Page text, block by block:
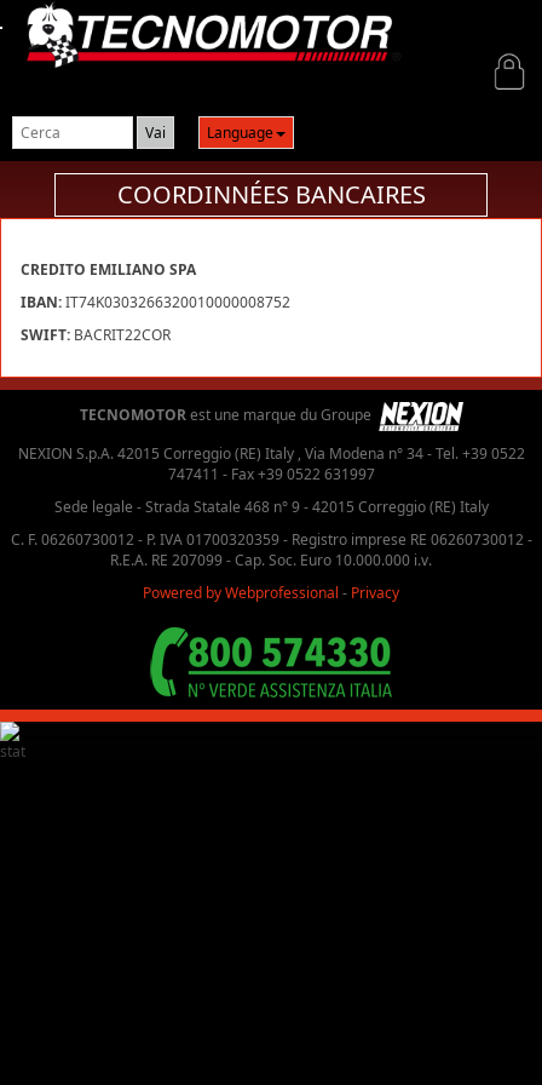
Language
Login
COORDINNÉES BANCAIRES
CREDITO EMILIANO SPA
IBAN:IT74K0303266320010000008752
SWIFT: BACRIT22COR
TECNOMOTORest une marque du Groupe
NEXION S.p.A. 42015 Correggio (RE) Italy , Via Modena n° 34 - Tel. +39 0522
747411 - Fax +39 0522 631997
Sede legale - Strada Statale 468 n° 9 - 42015 Correggio (RE) Italy
C. F. 06260730012 - P. IVA 01700320359 - Registro imprese RE 06260730012 -
R.E.A. RE 207099 - Cap. Soc. Euro 10.000.000 i.v.
Powered by Webprofessional - Privacy